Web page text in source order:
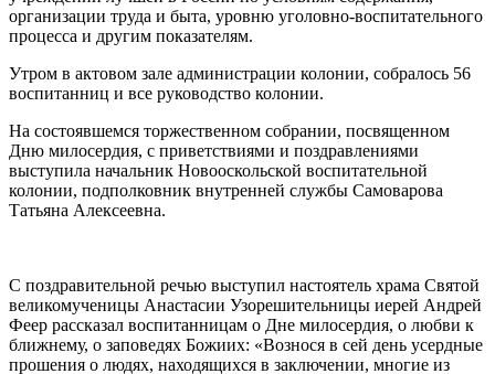
организации труда и быта, уровню уголовно-воспитательного
процесса и другим показателям.
Утром в актовом зале администрации колонии, собралось 56
воспитанниц и все руководство колонии.
На состоявшемся торжественном собрании, посвященном
Дню милосердия, с приветствиями и поздравлениями
выступила начальник Новооскольской воспитательной
колонии, подполковник внутренней службы Самоварова
Татьяна Алексеевна.
С поздравительной речью выступил настоятель храма Святой
великомученицы Анастасии Узорешительницы иерей Андрей
Феер рассказал воспитанницам о Дне милосердия, о любви к
ближнему, о заповедях Божиих: «Вознося в сей день усердные
прошения о людях, находящихся в заключении, многие из